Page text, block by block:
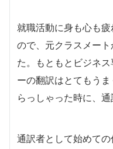
就職活動に身も心も
ので、元クラスメー
た。もともとビジネ
ーの翻訳はとてもう
らっしゃった時に、通
通訳者として始めて